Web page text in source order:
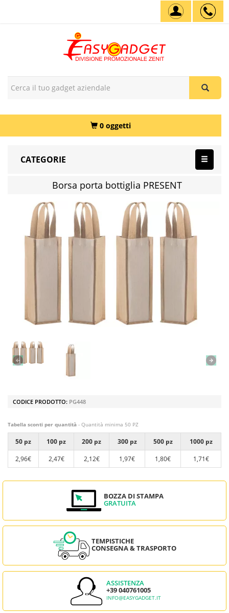
0 oggetti
CATEGORIE
Borsa porta bottiglia PRESENT
CODICE PRODOTTO: PG448
Tabella sconti per quantità - Quantità minima 50 PZ
50 pz 100 pz 200 pz 300 pz 500 pz
1000 pz
2,96€
2,47€ 2,12€ 1,97€ 1,80€ 1,71€
BOZZA DI STAMPA
GRATUITA
TEMPISTICHE
CONSEGNA & TRASPORTO
ASSISTENZA
+39 040761005
INFO@EASYGADGET.IT